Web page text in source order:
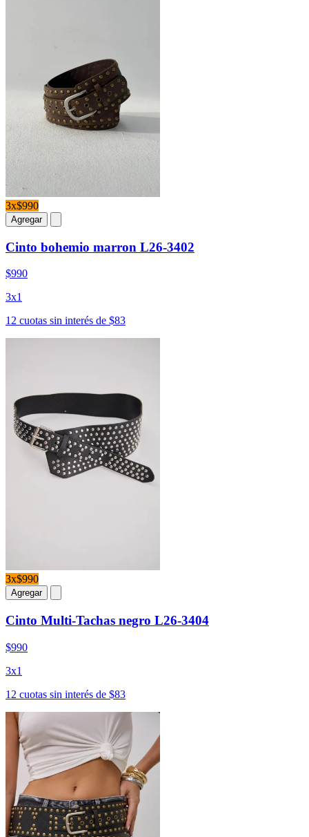
3x$990
Agregar
Cinto bohemio marron L26-3402
$990
3x1
12 cuotas sin interés de $83
3x$990
Agregar
Cinto Multi-Tachas negro L26-3404
$990
3x1
12 cuotas sin interés de $83